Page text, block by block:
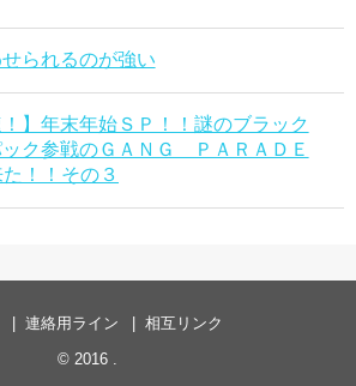
られるのが強い
！】年末年始ＳＰ！！謎のブラック
ック参戦のＧＡＮＧ ＰＡＲＡＤＥ
！！その３
連絡用ライン
相互リンク
© 2016